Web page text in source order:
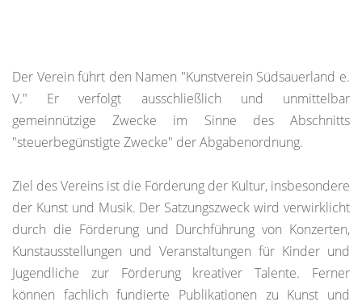
Der Verein führt den Namen "Kunstverein Südsauerland e.
V." Er verfolgt ausschließlich und unmittelbar
gemeinnützige Zwecke im Sinne des Abschnitts
"steuerbegünstigte Zwecke" der Abgabenordnung.
Ziel des Vereins ist die Förderung der Kultur, insbesondere
der Kunst und Musik. Der Satzungszweck wird verwirklicht
durch die Förderung und Durchführung von Konzerten,
Kunstausstellungen und Veranstaltungen für Kinder und
Jugendliche zur Förderung kreativer Talente. Ferner
können fachlich fundierte Publikationen zu Kunst und